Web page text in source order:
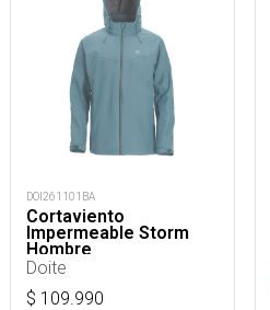
DOI261101BA
Cortaviento
Impermeable Storm
Hombre
Doite
$ 109.990